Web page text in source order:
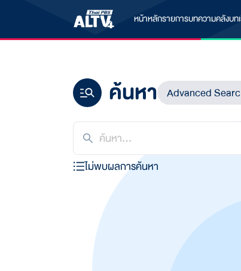
หน้าหลักรายการบทความคลังบท
ค้นหา Advanced
ไม่พบผลการค้นหา